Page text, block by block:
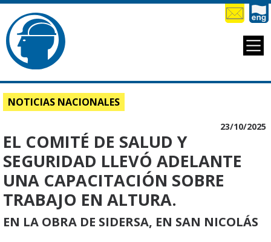
NOTICIAS NACIONALES
23/10/2025
EL COMITÉ DE SALUD Y
SEGURIDAD LLEVÓ ADELANTE
UNA CAPACITACIÓN SOBRE
TRABAJO EN ALTURA.
EN LA OBRA DE SIDERSA, EN SAN NICOLÁS